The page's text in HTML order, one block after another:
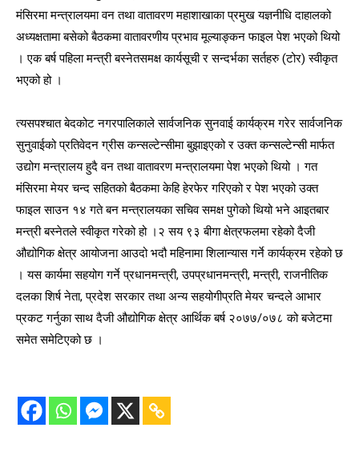
मंसिरमा मन्त्रालयमा वन तथा वातावरण महाशाखाका प्रमुख यज्ञनीधि दाहालको
अध्यक्षतामा बसेको बैठकमा वातावरणीय प्रभाव मूल्याङ्कन फाइल पेश भएको थियो
। एक बर्ष पहिला मन्त्री बस्नेतसमक्ष कार्यसूची र सन्दर्भका सर्तहरु (टोर) स्वीकृत
भएको हो ।
त्यसपश्चात बेदकोट नगरपालिकाले सार्वजनिक सुनवाई कार्यक्रम गरेर सार्वजनिक
सुनुवाईको प्रतिवेदन ग्रीस कन्सल्टेन्सीमा बुझाइएको र उक्त कन्सल्टेन्सी मार्फत
उद्योग मन्त्रालय हुदै वन तथा वातावरण मन्त्रालयमा पेश भएको थियो । गत
मंसिरमा मेयर चन्द सहितको बैठकमा केहि हेरफेर गरिएको र पेश भएको उक्त
फाइल साउन १४ गते बन मन्त्रालयका सचिव समक्ष पुगेको थियो भने आइतबार
मन्त्री बस्नेतले स्वीकृत गरेको हो ।२ सय ९३ बीगा क्षेत्रफलमा रहेको दैजी
औद्योगिक क्षेत्र आयोजना आउदो भदौ महिनामा शिलान्यास गर्ने कार्यक्रम रहेको छ
। यस कार्यमा सहयोग गर्ने प्रधानमन्त्री, उपप्रधानमन्त्री, मन्त्री, राजनीतिक
दलका शिर्ष नेता, प्रदेश सरकार तथा अन्य सहयोगीप्रति मेयर चन्दले आभार
प्रकट गर्नुका साथ दैजी औद्योगिक क्षेत्र आर्थिक बर्ष २०७७/०७८ को बजेटमा
समेत समेटिएको छ ।